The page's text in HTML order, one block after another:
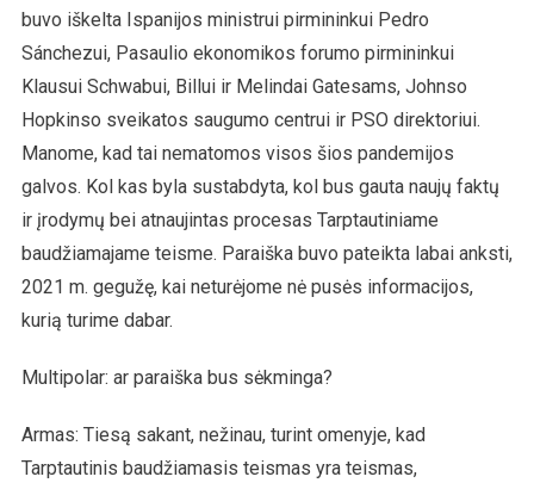
buvo iškelta Ispanijos ministrui pirmininkui Pedro
Sánchezui, Pasaulio ekonomikos forumo pirmininkui
Klausui Schwabui, Billui ir Melindai Gatesams, Johnso
Hopkinso sveikatos saugumo centrui ir PSO direktoriui.
Manome, kad tai nematomos visos šios pandemijos
galvos. Kol kas byla sustabdyta, kol bus gauta naujų faktų
ir įrodymų bei atnaujintas procesas Tarptautiniame
baudžiamajame teisme. Paraiška buvo pateikta labai anksti,
2021 m. gegužę, kai neturėjome nė pusės informacijos,
kurią turime dabar.
Multipolar: ar paraiška bus sėkminga?
Armas: Tiesą sakant, nežinau, turint omenyje, kad
Tarptautinis baudžiamasis teismas yra teismas,